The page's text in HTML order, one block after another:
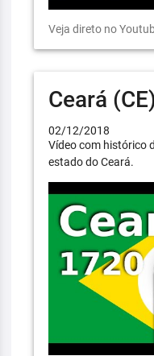
Veja direto no
Ceará (CE)
02/12/2018
Vídeo com histórico
estado do Ceará.